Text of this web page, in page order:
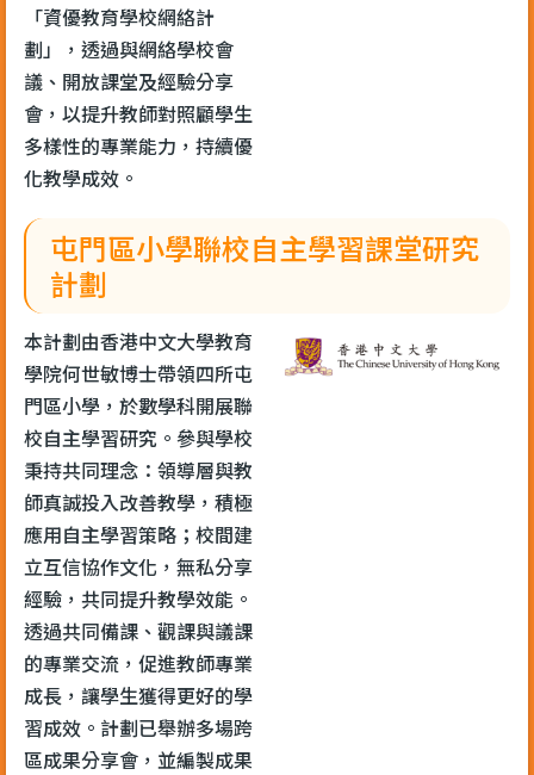
「資優教育學校網絡計
劃」，透過與網絡學校會
議、開放課堂及經驗分享
會，以提升教師對照顧學生
多樣性的專業能力，持續優
化教學成效。
屯門區小學聯校自主學習課堂研究
計劃
本計劃由香港中文大學教育
學院何世敏博士帶領四所屯
門區小學，於數學科開展聯
校自主學習研究。參與學校
秉持共同理念：領導層與教
師真誠投入改善教學，積極
應用自主學習策略；校間建
立互信協作文化，無私分享
經驗，共同提升教學效能。
透過共同備課、觀課與議課
的專業交流，促進教師專業
成長，讓學生獲得更好的學
習成效。計劃已舉辦多場跨
區成果分享會，並編製成果